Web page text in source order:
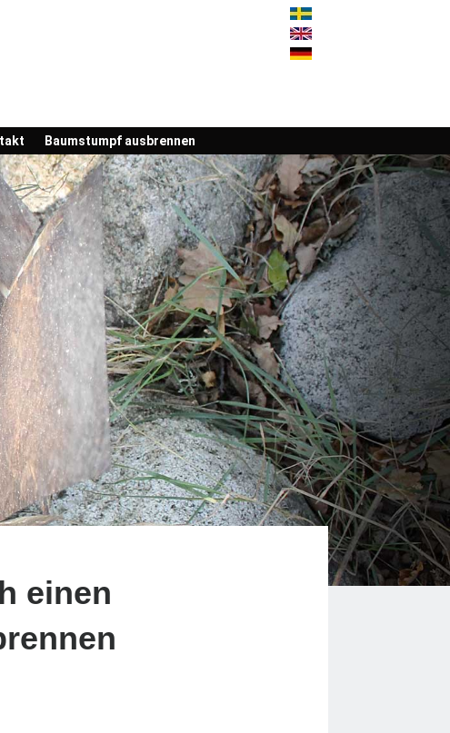
Baumstumpf ausbrennen
einen